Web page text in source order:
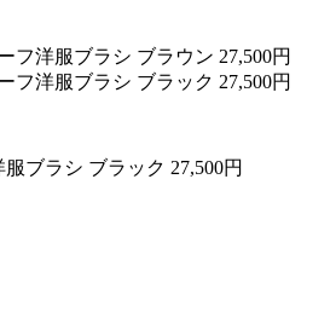
フ洋服ブラシ ブラウン 27,500円
フ洋服ブラシ ブラック 27,500円
ブラシ ブラック 27,500円